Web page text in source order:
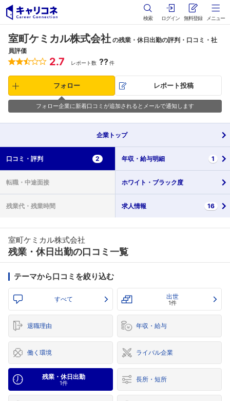
検索 ログイン 無料登録 メニュー
室町ケミカル株式会社 の残業・休日出勤の評判・口コミ・社
員評価
2.7 レポート数 ??件
フォロー レポート投稿
フォロー企業に新着口コミが追加されるとメールで通知します
企業 トップ
口コミ・ 評判 2 年収・ 給与明細 1
転職・ 中途面接 ホワイト・ ブラック度
残業代・ 残業時間 求人情報 16
室町ケミカル株式会社
残業・休日出勤の口コミ一覧
テーマから口コミを絞り込む
すべて 出世
1件
退職理由 年収・給与
働く環境 ライバル企業
残業・休日出勤
1件 長所・短所